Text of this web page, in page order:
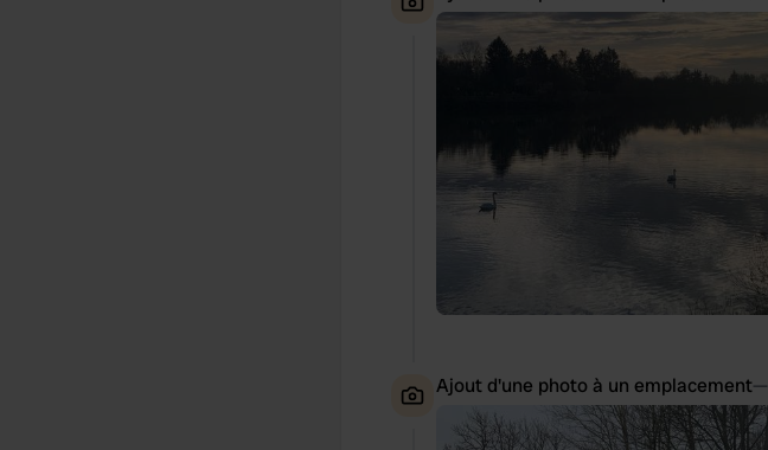
Ajout d'une photo à un emplacement—